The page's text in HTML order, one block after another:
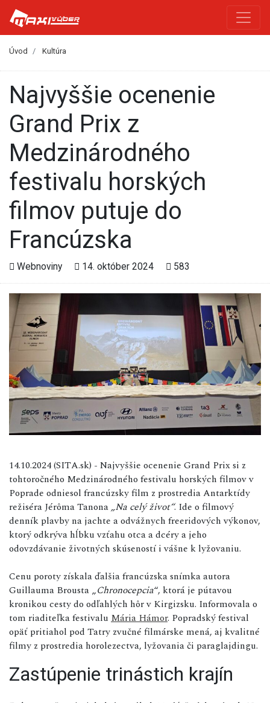
Úvod Kultúra
Najvyššie ocenenie
Grand Prix z
Medzinárodného
festivalu horských
filmov putuje do
Francúzska
Webnoviny 14. október 2024 583
14.10.2024 (SITA.sk) - Najvyššie ocenenie Grand Prix si z
tohtoročného Medzinárodného festivalu horských filmov v
Poprade odniesol francúzsky film z prostredia Antarktídy
režiséra Jérôma Tanona„Na celý život“. Ide o filmový
denník plavby na jachte a odvážnych freeridových výkonov,
ktorý odkrýva hĺbku vzťahu otca a dcéry a jeho
odovzdávanie životných skúseností i vášne k lyžovaniu.
Cenu poroty získala ďalšia francúzska snímka autora
Guillauma Brousta „Chronocepcia“, ktorá je pútavou
kronikou cesty do odľahlých hôr v Kirgizsku. Informovala o
tom riaditeľka festivalu Mária Hámor. Popradský festival
opäť pritiahol pod Tatry zvučné filmárske mená, aj kvalitné
filmy z prostredia horolezectva, lyžovania či paraglajdingu.
Zastúpenie trinástich krajín